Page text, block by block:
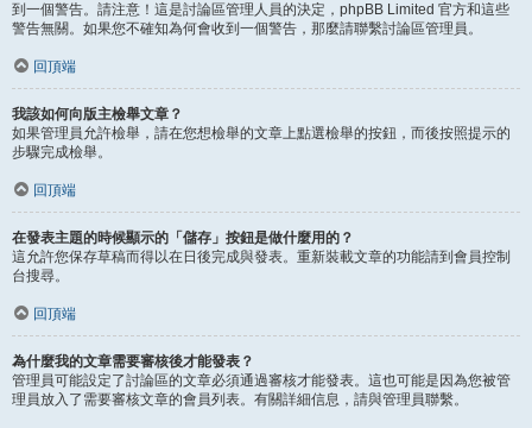
到一個警告。請注意！這是討論區管理人員的決定，phpBB Limited 官方和這些
警告無關。如果您不確知為何會收到一個警告，那麼請聯繫討論區管理員。
回頂端
我該如何向版主檢舉文章？
如果管理員允許檢舉，請在您想檢舉的文章上點選檢舉的按鈕，而後按照提示的
步驟完成檢舉。
回頂端
在發表主題的時候顯示的「儲存」按鈕是做什麼用的？
這允許您保存草稿而得以在日後完成與發表。重新裝載文章的功能請到會員控制
台搜尋。
回頂端
為什麼我的文章需要審核後才能發表？
管理員可能設定了討論區的文章必須通過審核才能發表。這也可能是因為您被管
理員放入了需要審核文章的會員列表。有關詳細信息，請與管理員聯繫。